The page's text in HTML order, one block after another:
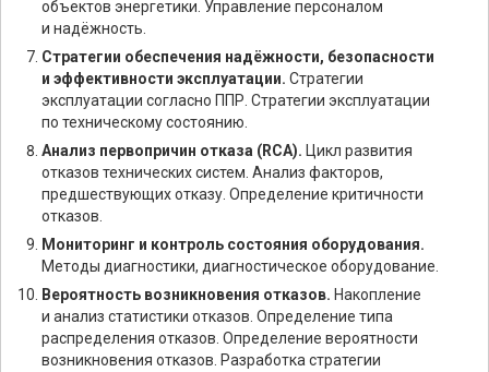
объектов энергетики. Управление персоналом
и надёжность.
Стратегии обеспечения надёжности, безопасности
и эффективности эксплуатации. Стратегии
эксплуатации согласно ППР. Стратегии эксплуатации
по техническому состоянию.
Анализ первопричин отказа (RCA). Цикл развития
отказов технических систем. Анализ факторов,
предшествующих отказу. Определение критичности
отказов.
Мониторинг и контроль состояния оборудования.
Методы диагностики, диагностическое оборудование.
Вероятность возникновения отказов. Накопление
и анализ статистики отказов. Определение типа
распределения отказов. Определение вероятности
возникновения отказов. Разработка стратегии